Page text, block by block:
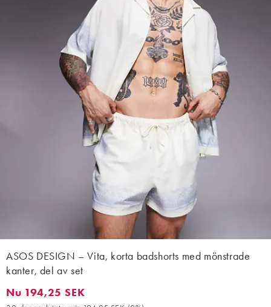
ASOS DESIGN – Vita, korta badshorts med mönstrade
kanter, del av set
Nu 194,25 SEK. 30-dagars bästa pris 194,25 SEK (0%). Då
Nu 194,25 SEK